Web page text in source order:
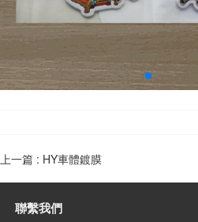
上一篇 : HY車體鍍膜
聯繫我們